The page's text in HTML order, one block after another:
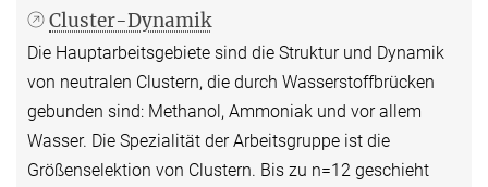
Cluster-Dynamik
Die Hauptarbeitsgebiete sind die Struktur und Dynamik
von neutralen Clustern, die durch Wasserstoffbrücken
gebunden sind: Methanol, Ammoniak und vor allem
Wasser. Die Spezialität der Arbeitsgruppe ist die
Größenselektion von Clustern. Bis zu n=12 geschieht